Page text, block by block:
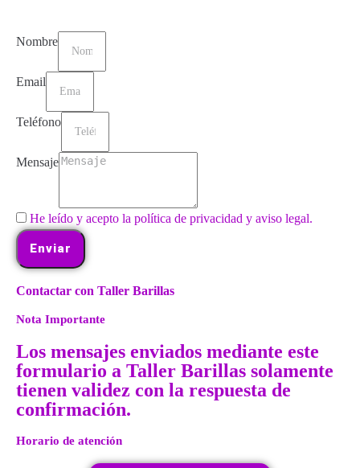
Nombre
Email
Teléfono
Mensaje
He leído y acepto la política de privacidad y aviso legal.
Enviar
Contactar con Taller Barillas
Nota Importante
Los mensajes enviados mediante este
formulario a Taller Barillas solamente
tienen validez con la respuesta de
confirmación.
Horario de atención